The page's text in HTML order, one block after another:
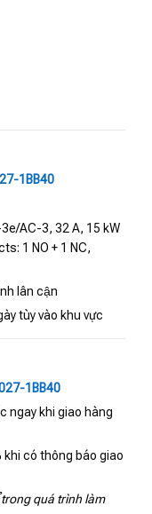
1BB40
AC-3, 32 A, 15 kW
1 NO + 1 NC,
lân cận
tùy vào khu vực
1BB40
ngay khi giao hàng
có thông báo giao
quá trình làm